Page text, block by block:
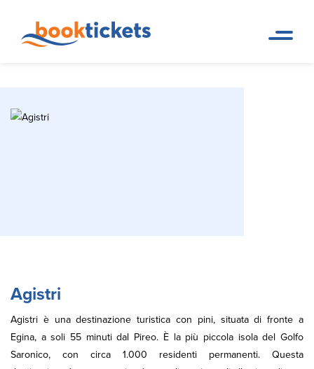
Agistri
Agistri è una destinazione turistica con pini, situata di fronte a
Egina, a soli 55 minuti dal Pireo. È la più piccola isola del Golfo
Saronico, con circa 1.000 residenti permanenti. Questa